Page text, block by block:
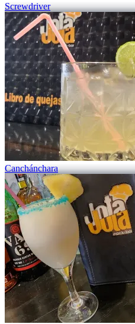
Screwdriver
Canchánchara